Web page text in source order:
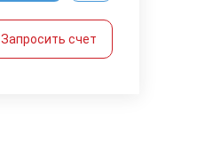
Запросить счет